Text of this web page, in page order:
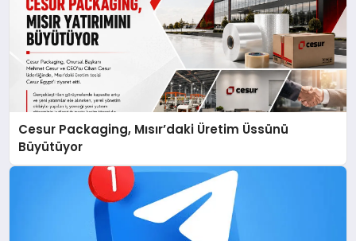
Cesur Packaging, Mısır’daki Üretim Üssünü
Büyütüyor